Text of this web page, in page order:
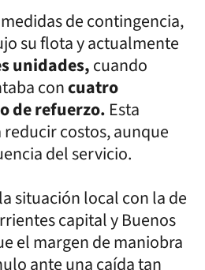
de contingencia,
su flota y actualmente
unidades,cuando
concuatro
de refuerzo. Esta
costos, aunque
del servicio.
situación local con la de
capital y Buenos
el margen de maniobra
ante una caída tan